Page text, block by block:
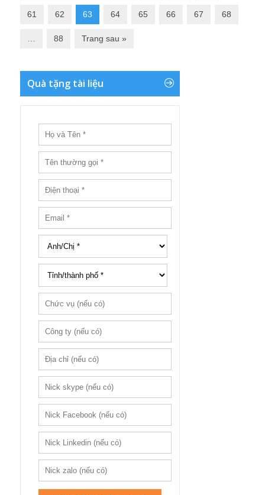
61 62 63 64 65 66 67 68
88 Trang sau »
Quà tặng tài liệu